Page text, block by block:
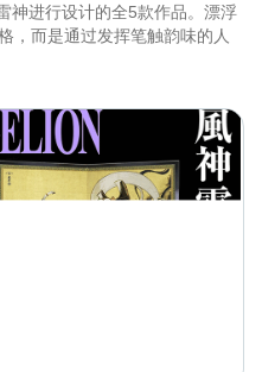
神进行设计的全5款作品。漂浮
，而是通过发挥笔触韵味的人